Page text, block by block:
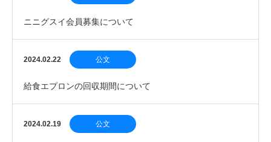
ニニグスイ会員募集について
2024.02.22 公文
給食エプロンの回収期間について
2024.02.19 公文